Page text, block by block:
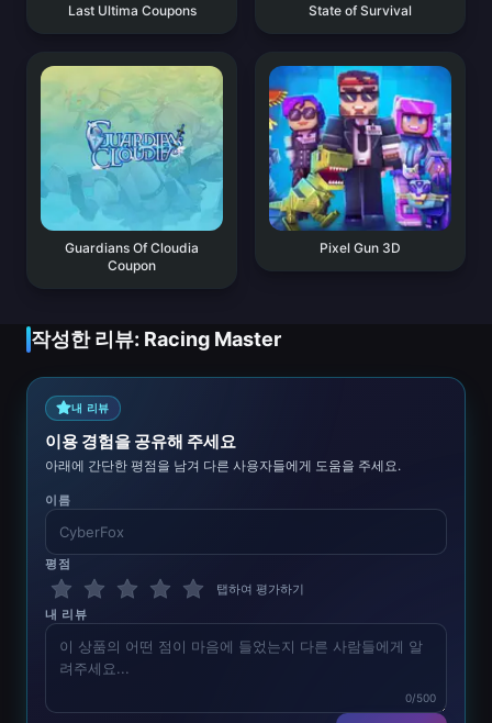
Last Ultima Coupons State of Survival
Guardians Of Cloudia
Coupon
Pixel Gun 3D
작성한 리뷰: Racing Master
내 리뷰
이용 경험을 공유해 주세요
아래에 간단한 평점을 남겨 다른 사용자들에게 도움을 주세요.
이름
평점
탭하여 평가하기
내 리뷰
0/500